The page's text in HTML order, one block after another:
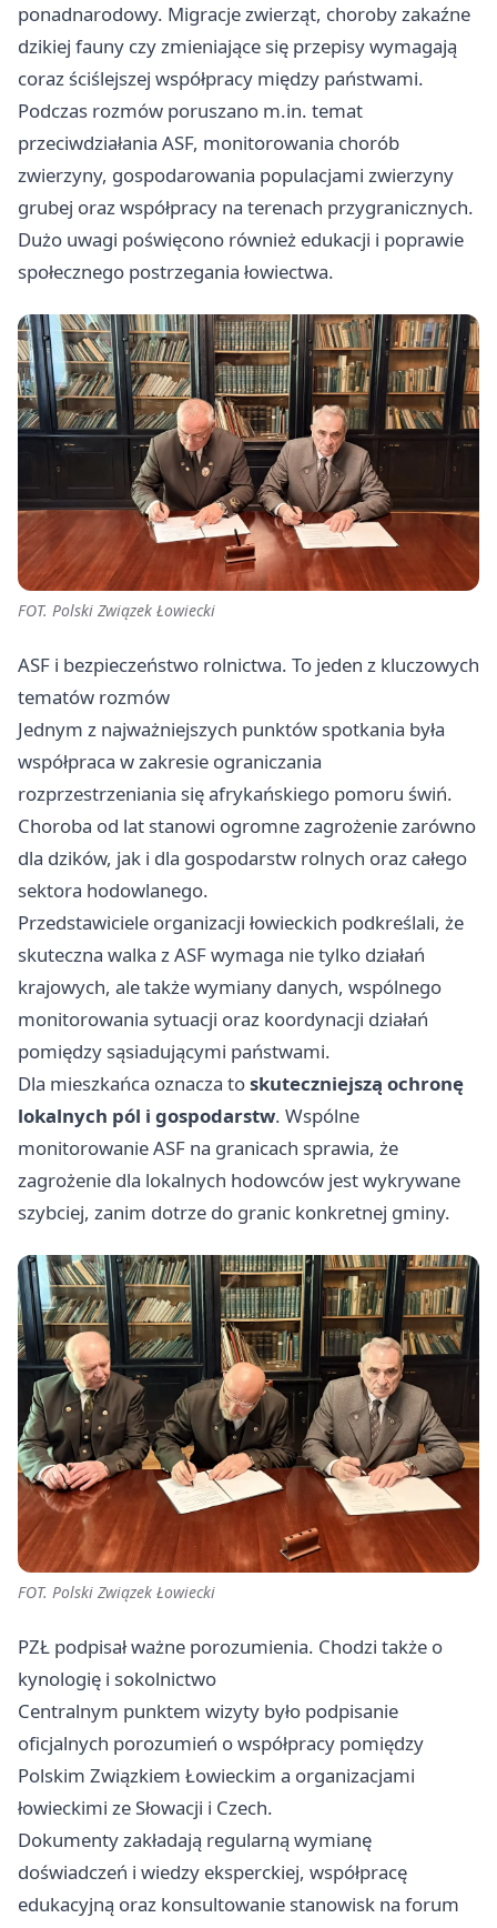
ponadnarodowy. Migracje zwierząt, choroby zakaźne
dzikiej fauny czy zmieniające się przepisy wymagają
coraz ściślejszej współpracy między państwami.
Podczas rozmów poruszano m.in. temat
przeciwdziałania ASF, monitorowania chorób
zwierzyny, gospodarowania populacjami zwierzyny
grubej oraz współpracy na terenach przygranicznych.
Dużo uwagi poświęcono również edukacji i poprawie
społecznego postrzegania łowiectwa.
FOT. Polski Związek Łowiecki
ASF i bezpieczeństwo rolnictwa. To jeden z kluczowych
tematów rozmów
Jednym z najważniejszych punktów spotkania była
współpraca w zakresie ograniczania
rozprzestrzeniania się afrykańskiego pomoru świń.
Choroba od lat stanowi ogromne zagrożenie zarówno
dla dzików, jak i dla gospodarstw rolnych oraz całego
sektora hodowlanego.
Przedstawiciele organizacji łowieckich podkreślali, że
skuteczna walka z ASF wymaga nie tylko działań
krajowych, ale także wymiany danych, wspólnego
monitorowania sytuacji oraz koordynacji działań
pomiędzy sąsiadującymi państwami.
Dla mieszkańca oznacza toskuteczniejszą ochronę
lokalnych pól i gospodarstw. Wspólne
monitorowanie ASF na granicach sprawia, że
zagrożenie dla lokalnych hodowców jest wykrywane
szybciej, zanim dotrze do granic konkretnej gminy.
FOT. Polski Związek Łowiecki
PZŁ podpisał ważne porozumienia. Chodzi także o
kynologię i sokolnictwo
Centralnym punktem wizyty było podpisanie
oficjalnych porozumień o współpracy pomiędzy
Polskim Związkiem Łowieckim a organizacjami
łowieckimi ze Słowacji i Czech.
Dokumenty zakładają regularną wymianę
doświadczeń i wiedzy eksperckiej, współpracę
edukacyjną oraz konsultowanie stanowisk na forum